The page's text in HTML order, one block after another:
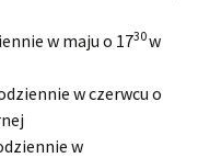
w maju o 1730w
w czerwcu o
w